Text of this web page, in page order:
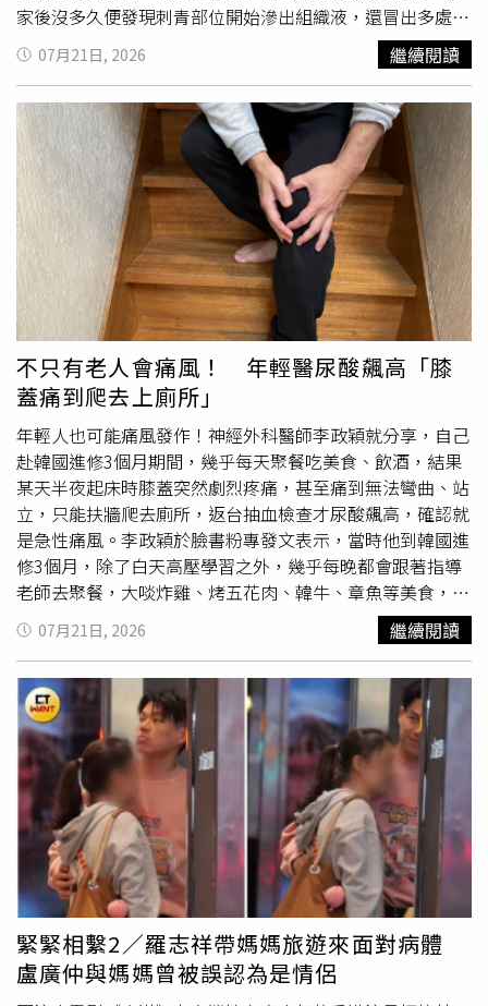
住新區點燃房市新熱點。
家後沒多久便發現刺青部位開始滲出組織液，還冒出多處傷
口，讓他一度懷疑是否因近期吃海鮮或使用新的沐浴用品所
引起。不過，經檢查後確認，真正的原因並非飲食，而是刺
青顏料造成的局部過敏反應。根據醫生分享的患部照片，不
難看出紫色與綠色顏料覆蓋的區域發炎最為嚴重，反觀橘
色、粉色等部位則相對穩定。吳仁欽指出，紫色、綠色顏料
中常含有鈷、鉻、鎳等金屬化合物，部分人體質較敏感，免
疫系統可能將其視為外來物質，引發過敏反應，導致皮膚出
現濕疹、紅腫、水泡及大量滲液。1名20多歲男子日前完成
大面積彩色刺青，3天後刺青部位竟出現大量滲液。（圖／
翻攝自臉書，吳仁欽皮膚科）醫師進一步說明，若患者因搔
癢抓破皮膚，細菌便可能趁機入侵，引發次發性感染，使傷
口惡化，增加治療難度。因此，一旦刺青後出現持續紅腫、
劇烈疼痛、流膿或滲液等異常情況，應盡快就醫，避免延誤
治療。吳仁欽提醒，並非所有人都適合彩色刺青，尤其有過
敏體質或曾對金屬飾品、染髮劑等產生過敏反應者，更應提
高警覺。若有刺青需求，可事先與刺青師討論顏料成分，必
要時進行局部過敏測試，以降低過敏及感染風險，避免原本
期待的刺青作品，最後變成難以收拾的皮膚問題。
07月21日, 2026 繼續閱讀
不只有老人會痛風！ 年輕醫尿酸飆高「膝
蓋痛到爬去上廁所」
年輕人也可能痛風發作！神經外科醫師李政穎就分享，自己
赴韓國進修3個月期間，幾乎每天聚餐吃美食、飲酒，結果
某天半夜起床時膝蓋突然劇烈疼痛，甚至痛到無法彎曲、站
立，只能扶牆爬去廁所，返台抽血檢查才尿酸飆高，確認就
是急性痛風。李政穎於臉書粉專發文表示，當時他到韓國進
修3個月，除了白天高壓學習之外，幾乎每晚都會跟著指導
老師去聚餐，大啖炸雞、烤五花肉、韓牛、章魚等美食，並
搭配韓國人最愛的「燒啤」（燒酒＋啤酒），也因為指導老
師酒量好，他不好意思不喝，於是每次都會乾好幾杯。李政
穎提到，雖然每天聚餐回到宿舍都沒事，但某天半夜起床要
上廁所時，突然感到膝蓋劇痛，甚至痛到完全不能彎、連站
都站不起來，只能扶著牆、用爬的去廁所，而他在隔天早上
起床還得先吃消炎止痛藥，才能繼續去醫院參與手術。李政
穎指出，起初他推測可能是久站、工作疲勞或是天氣太冷，
當妻子提醒他「會不會是痛風？」他還笑說「怎麼可能？我
才30幾歲。」直到進修結束返台，前往醫院抽血檢查後，發
現尿酸值高達8.1 mg/dL。李政穎表示，他在韓國幾乎每天
晚上都會攝取大量高普林食物、喝酒，加上睡眠不足、壓力
大，根本是「痛風發作套餐」，而他之所以痛到要用爬的去
廁所，其實就是急性痛風發作。自此之後他就開始戒酒，就
算聚餐也會盡量少喝酒，所幸沒有再發生半夜痛到不能走路
的狀況。李政穎說明，不少人以為痛風是「大腳趾腫得像麵
07月21日, 2026 繼續閱讀
緊緊相繫2／羅志祥帶媽媽旅遊來面對病體
盧廣仲與媽媽曾被誤認為是情侶